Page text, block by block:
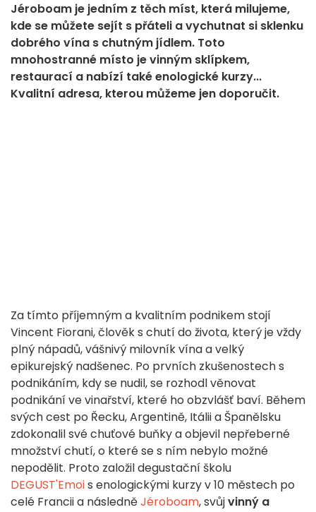
Jéroboam je jedním z těch míst, která milujeme,
kde se můžete sejít s přáteli a vychutnat si sklenku
dobrého vína s chutným jídlem. Toto
mnohostranné místo je vinným sklípkem,
restaurací a nabízí také enologické kurzy...
Kvalitní adresa, kterou můžeme jen doporučit.
Za tímto příjemným a kvalitním podnikem stojí
Vincent Fiorani, člověk s chutí do života, který je vždy
plný nápadů, vášnivý milovník vína a velký
epikurejský nadšenec. Po prvních zkušenostech s
podnikáním, kdy se nudil, se rozhodl věnovat
podnikání ve vinařství, které ho obzvlášť baví. Během
svých cest po Řecku, Argentině, Itálii a Španělsku
zdokonalil své chuťové buňky a objevil nepřeberné
množství chutí, o které se s ním nebylo možné
nepodělit. Proto založil degustační školu
DEGUST'Emois enologickými kurzy v 10 městech po
celé Francii a následněJéroboam, svůjvinný a